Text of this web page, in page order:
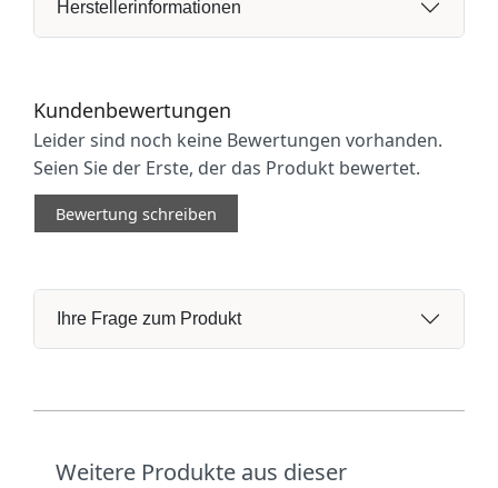
Herstellerinformationen
Kundenbewertungen
Leider sind noch keine Bewertungen vorhanden.
Seien Sie der Erste, der das Produkt bewertet.
Bewertung schreiben
Ihre Frage zum Produkt
Weitere Produkte aus dieser